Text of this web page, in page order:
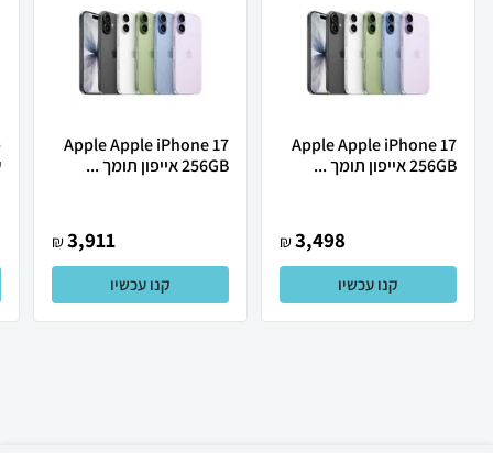
Apple Apple iPhone 17
256GB אייפון תומך ...
3,498
₪
קנו עכשיו
Apple Apple iPhone 17
256GB אייפון תומך ...
3,911
₪
קנו עכשיו